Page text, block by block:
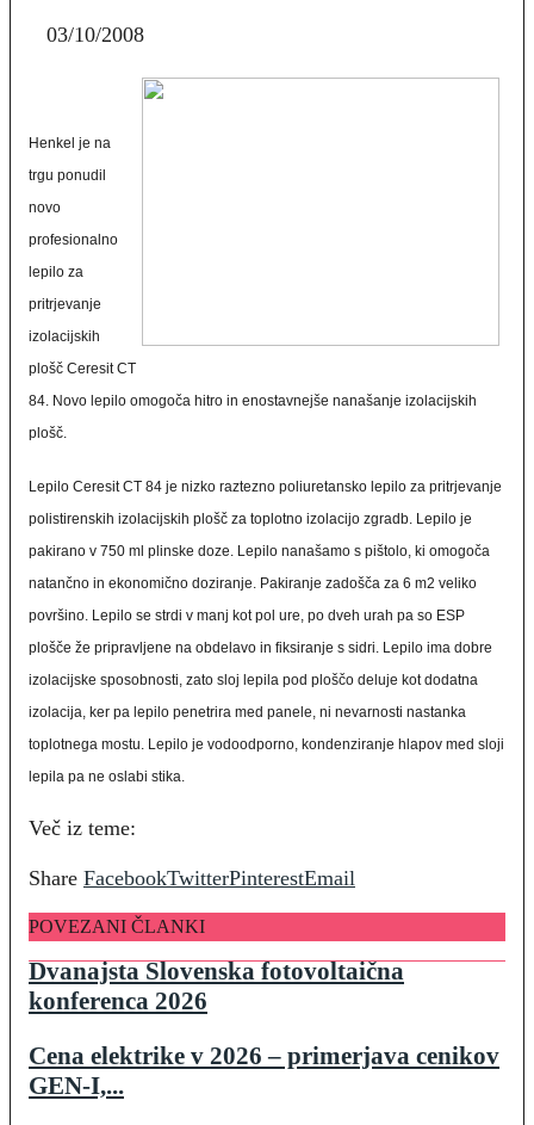
03/10/2008
Henkel je na
trgu ponudil
novo
profesionalno
lepilo za
pritrjevanje
izolacijskih
plošč Ceresit CT
84. Novo lepilo omogoča hitro in enostavnejše nanašanje izolacijskih
plošč.
Lepilo Ceresit CT 84 je nizko raztezno poliuretansko lepilo za pritrjevanje
polistirenskih izolacijskih plošč za toplotno izolacijo zgradb. Lepilo je
pakirano v 750 ml plinske doze. Lepilo nanašamo s pištolo, ki omogoča
natančno in ekonomično doziranje. Pakiranje zadošča za 6 m2 veliko
površino. Lepilo se strdi v manj kot pol ure, po dveh urah pa so ESP
plošče že pripravljene na obdelavo in fiksiranje s sidri. Lepilo ima dobre
izolacijske sposobnosti, zato sloj lepila pod ploščo deluje kot dodatna
izolacija, ker pa lepilo penetrira med panele, ni nevarnosti nastanka
toplotnega mostu. Lepilo je vodoodporno, kondenziranje hlapov med sloji
lepila pa ne oslabi stika.
Več iz teme:
Share FacebookTwitterPinterestEmail
POVEZANI ČLANKI
Dvanajsta Slovenska fotovoltaična
konferenca 2026
Cena elektrike v 2026 – primerjava cenikov
GEN-I,...